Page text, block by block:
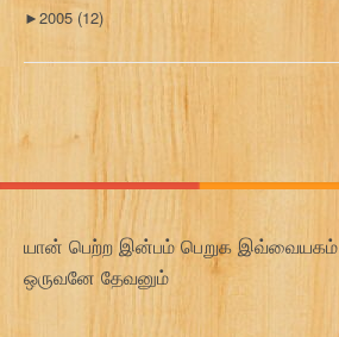
►2005 (12)
யான் பெற்ற இன்பம் பெறுக இவ்வையகம்
ஒருவனே தேவனும்